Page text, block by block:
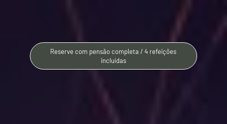
Reserve com pensão completa / 4 refeições
incluídas